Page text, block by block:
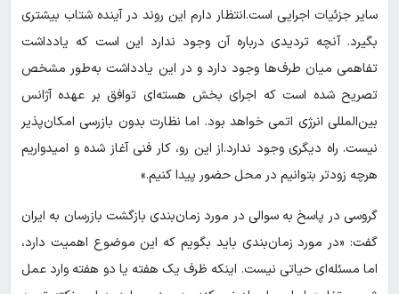
سایر جزئیات اجرایی است.انتظار دارم این روند در آینده شتاب بیشتری
بگیرد. آنچه تردیدی درباره آن وجود ندارد این است که یادداشت
تفاهمی میان طرف‌ها وجود دارد و در این یادداشت به‌طور مشخص
تصریح شده است که اجرای بخش هسته‌ای توافق بر عهده آژانس
بین‌المللی انرژی اتمی خواهد بود. اما نظارت بدون بازرسی امکان‌پذیر
نیست. راه دیگری وجود ندارد.از این رو، کار فنی آغاز شده و امیدواریم
هرچه زودتر بتوانیم در محل حضور پیدا کنیم.»
گروسی در پاسخ به سوالی در مورد زمان‌بندی بازگشت بازرسان به ایران
گفت: «در مورد زمان‌بندی باید بگویم که این موضوع اهمیت دارد،
اما مسئله‌ای حیاتی نیست. اینکه ظرف یک هفته یا دو هفته وارد عمل